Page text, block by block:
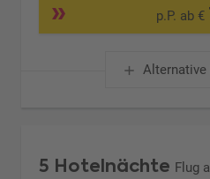
p.P. ab €
Alternative
5 Hotelnächte Flug